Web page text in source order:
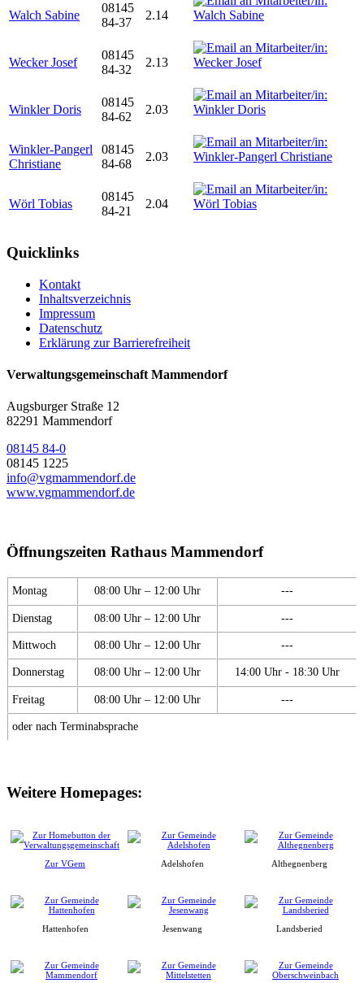
Walch Sabine
08145
84-37
2.14
Wecker Josef
08145
84-32
2.13
Winkler Doris
08145
84-62
2.03
Winkler-Pangerl
Christiane
08145
84-68
2.03
Wörl Tobias
08145
84-21
2.04
Quicklinks
Kontakt
Inhaltsverzeichnis
Impressum
Datenschutz
Erklärung zur Barrierefreiheit
Verwaltungsgemeinschaft Mammendorf
Augsburger Straße 12
82291 Mammendorf
08145 84-0
08145 1225
info@vgmammendorf.de
www.vgmammendorf.de
Öffnungszeiten Rathaus Mammendorf
Montag 08:00 Uhr – 12:00 Uhr ---
Dienstag 08:00 Uhr – 12:00 Uhr ---
Mittwoch 08:00 Uhr – 12:00 Uhr ---
Donnerstag 08:00 Uhr – 12:00 Uhr 14:00 Uhr - 18:30 Uhr
Freitag 08:00 Uhr – 12:00 Uhr ---
oder nach Terminabsprache
Weitere Homepages:
Zur VGem Adelshofen Althegnenberg
Hattenhofen Jesenwang Landsberied